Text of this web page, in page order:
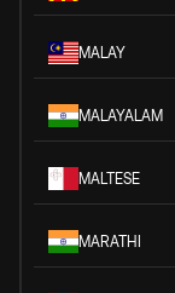
MALAY
MALAYALAM
MALTESE
MARATHI